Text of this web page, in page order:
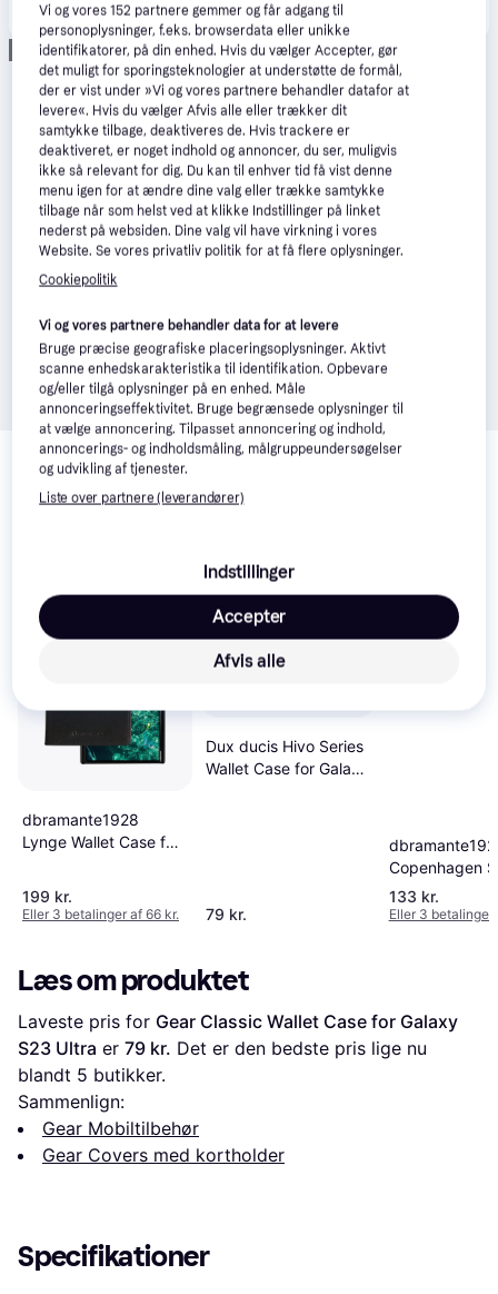
(ComputerSalg) GEAR Classic Wallet 3 card
Eller 3 betalinger af 30 kr.
Annonce
Relaterede produkter
Se vores forslag til andre produkter, der matcher dine
interesser. Vis alle
dbramante1928
Lynge Wallet Case for
199 kr.
Eller 3 betalinger af 66 kr.
Dux ducis Hivo Series
Wallet Case for Galaxy
79 kr.
Copenhagen
Wallet Case
12/12 Pro
133 kr.
Eller 3 betalinger
Læs om produktet
Laveste pris for Gear Classic Wallet Case for Galaxy
S23 Ultra er 79 kr. Det er den bedste pris lige nu
blandt 5 butikker.
Sammenlign:
Gear Mobiltilbehør
Gear Covers med kortholder
Specifikationer
Vi og vores152 partnere gemmer og får adgang til
personoplysninger, f.eks. browserdata eller unikke
identifikatorer, på din enhed. Hvis du vælger Accepter, gør
det muligt for sporingsteknologier at understøtte de formål,
der er vist under »Vi og vores partnere behandler datafor at
levere«. Hvis du vælger Afvis alle eller trækker dit
samtykke tilbage, deaktiveres de. Hvis trackere er
deaktiveret, er noget indhold og annoncer, du ser, muligvis
ikke så relevant for dig. Du kan til enhver tid få vist denne
menu igen for at ændre dine valg eller trække samtykke
tilbage når som helst ved at klikke Indstillinger på linket
nederst på websiden. Dine valg vil have virkning i vores
Website. Se vores privatliv politik for at få flere oplysninger.
Cookiepolitik
Vi og vores partnere behandler data for at levere
Bruge præcise geografiske placeringsoplysninger. Aktivt
scanne enhedskarakteristika til identifikation. Opbevare
og/eller tilgå oplysninger på en enhed. Måle
annonceringseffektivitet. Bruge begrænsede oplysninger til
at vælge annoncering. Tilpasset annoncering og indhold,
annoncerings- og indholdsmåling, målgruppeundersøgelser
og udvikling af tjenester.
Liste over partnere (leverandører)
Indstillinger
Afvis alle
Accepter